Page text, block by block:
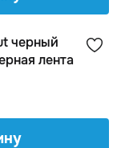
черный
лента